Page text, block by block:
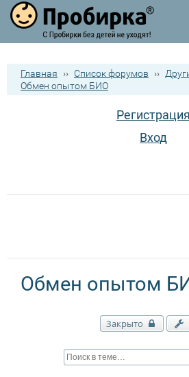
Главная ›› Список форумов ››
Обмен опытом БИО
Регистрация
Вход
Обмен опытом
Закрыто